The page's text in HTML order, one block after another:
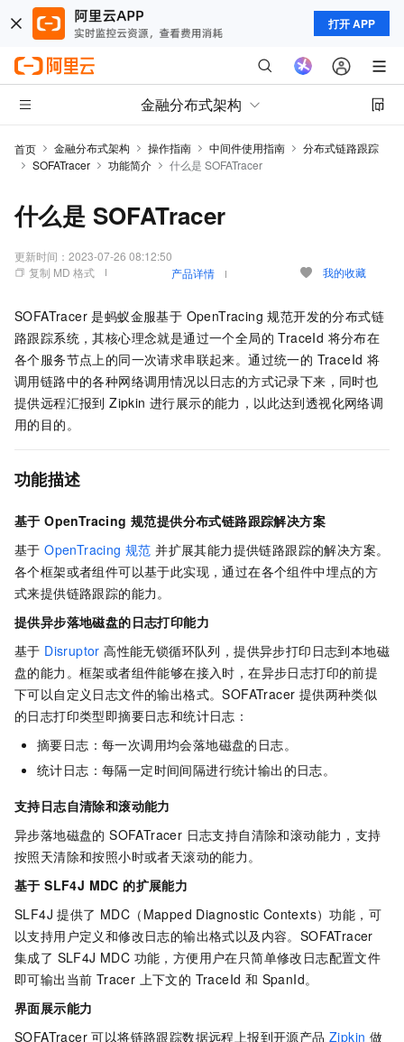
打开 APP
金融分布式架构
首页 金融分布式架构 操作指南 中间件使用指南
分布式链路跟踪
SOFATracer
功能简介 什么是 SOFATracer
什么是 SOFATracer
更新时间： 2023-07-26 08:12:50
复制 MD 格式
产品详情 我的收藏
SOFATracer 是蚂蚁金服基于 OpenTracing 规范开发的分布式链
路跟踪系统，其核心理念就是通过一个全局的 TraceId 将分布在
各个服务节点上的同一次请求串联起来。通过统一的 TraceId 将
调用链路中的各种网络调用情况以日志的方式记录下来，同时也
提供远程汇报到 Zipkin 进行展示的能力，以此达到透视化网络调
用的目的。
功能描述
基于 OpenTracing 规范提供分布式链路跟踪解决方案
基于OpenTracing 规范 并扩展其能力提供链路跟踪的解决方案。
各个框架或者组件可以基于此实现，通过在各个组件中埋点的方
式来提供链路跟踪的能力。
提供异步落地磁盘的日志打印能力
基于 Disruptor 高性能无锁循环队列，提供异步打印日志到本地磁
盘的能力。框架或者组件能够在接入时，在异步日志打印的前提
下可以自定义日志文件的输出格式。SOFATracer 提供两种类似
的日志打印类型即摘要日志和统计日志：
摘要日志：每一次调用均会落地磁盘的日志。
统计日志：每隔一定时间间隔进行统计输出的日志。
支持日志自清除和滚动能力
异步落地磁盘的 SOFATracer 日志支持自清除和滚动能力，支持
按照天清除和按照小时或者天滚动的能力。
基于 SLF4J MDC 的扩展能力
SLF4J 提供了 MDC（Mapped Diagnostic Contexts）功能，可
以支持用户定义和修改日志的输出格式以及内容。SOFATracer
集成了 SLF4J MDC 功能，方便用户在只简单修改日志配置文件
即可输出当前 Tracer 上下文的 TraceId 和 SpanId。
界面展示能力
SOFATracer 可以将链路跟踪数据远程上报到开源产品 Zipkin 做